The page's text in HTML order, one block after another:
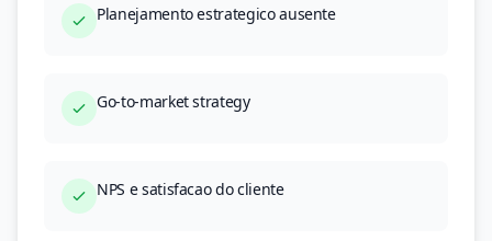
Planejamento estrategico ausente
Go-to-market strategy
NPS e satisfacao do cliente